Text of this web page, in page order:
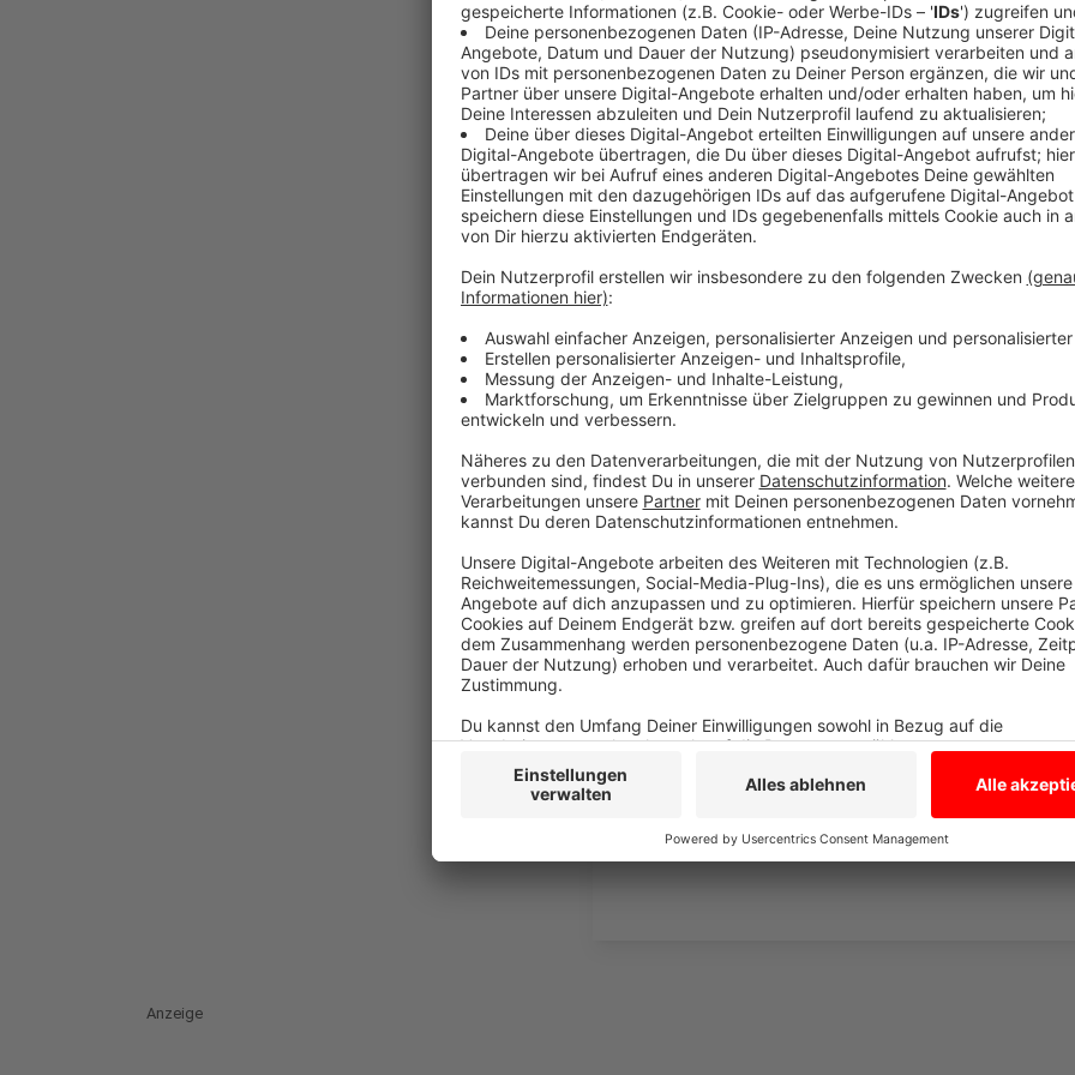
Neuer Song "MICHELLE"
Anzeige
"Die letzten 2 Jahre war wenig Live, deshalb hatten
Studioaufnahmen," sagt Sänger Johannes in der
nur als Live-Aufnahme aus den Anfängen der Band.
zeigt, wie sehr wir uns doch oft vor anderen
Damit starten die 4 Jungs, die mal hier im
das im März mit ihrem 2.Album und einer Live-Tour
die Coronalage steht die Tour noch nicht ganz
Hier gehts zum neuen Song "Michelle"
Hier gibts mehr Infos zu Soeckers
Anzeige
"Sind sind gereift"
Anzeige
Anzeige